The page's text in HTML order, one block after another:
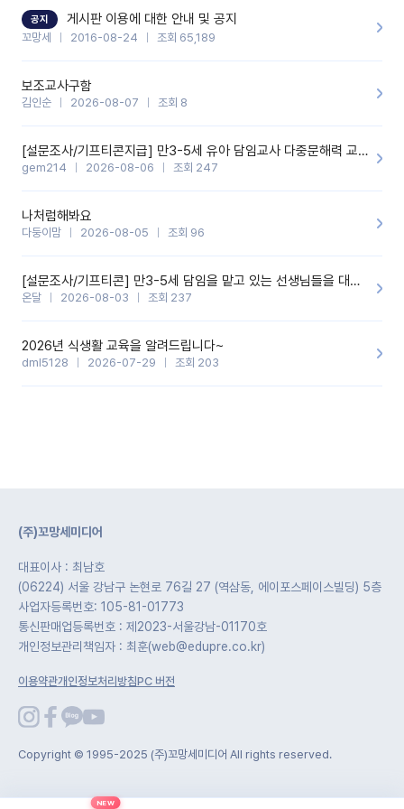
기능을 개발해 주셔서 감사합니다.
공지 게시판 이용에 대한 안내 및 공지
꼬망세 2016-08-24 조회 65,189
보조교사구함
김인순 2026-08-07 조회 8
[설문조사/기프티콘지급] 만3-5세 유아 담임교사 다중문해력 교육 증진을 위한 설문조사
gem214 2026-08-06 조회 247
나처럼해봐요
다둥이맘 2026-08-05 조회 96
[설문조사/기프티콘] 만3-5세 담임을 맡고 있는 선생님들을 대상으로 설문조사를 합니다!
온달 2026-08-03 조회 237
2026년 식생활 교육을 알려드립니다~
dml5128 2026-07-29 조회 203
(주)꼬망세미디어
대표이사 : 최남호
(06224) 서울 강남구 논현로 76길 27 (역삼동, 에이포스페이스빌딩) 5층
사업자등록번호: 105-81-01773
통신판매업등록번호 : 제2023-서울강남-01170호
개인정보관리책임자 : 최훈(web@edupre.co.kr)
이용약관개인정보처리방침PC 버전
Copyright © 1995-2025 (주)꼬망세미디어 All rights reserved.
NEW